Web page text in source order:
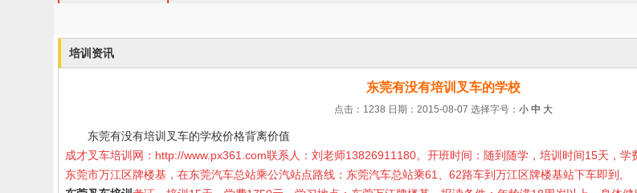
培训资讯
东莞有没有培训叉车的学校
点击：1238 日期：2015-08-07 选择字号： 小 中 大
东莞有没有培训叉车的学校价格背离价值
成才叉车培训网： http://www.px361.com联系人：刘老师13826911180。开班时间：随到随学，培训时间15天，学
东莞市万江区牌楼基，在东莞汽车总站乘公汽站点路线：东莞汽车总站乘61 62路车到万江区牌楼基站下车即到